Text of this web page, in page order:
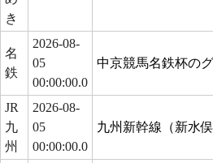
き
名
鉄
2026-08-
05
00:00:00.0
中京競馬名鉄杯の
JR
九
州
2026-08-
05
00:00:00.0
九州新幹線（新水